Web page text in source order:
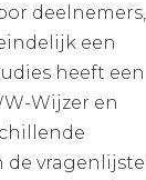
deelnemers,
een
heeft een
Wijzer en